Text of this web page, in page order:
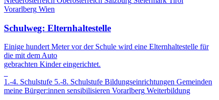
Vorarlberg Wien
Schulweg: Elternhaltestelle
Einige hundert Meter vor der Schule wird eine Elternhaltestelle für
die mit dem Auto
gebrachten Kinder eingerichtet.
1.-4. Schulstufe 5.-8. Schulstufe Bildungseinrichtungen Gemeinden
meine Bürger:innen sensibilisieren Vorarlberg Weiterbildung